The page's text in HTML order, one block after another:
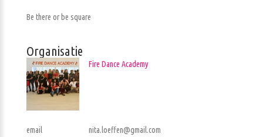
Be there or be square
Organisatie
Fire Dance Academy
email
nita.loeffen@gmail.com